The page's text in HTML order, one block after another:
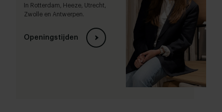
In Rotterdam, Heeze, Utrecht,
Zwolle en Antwerpen.
Openingstijden